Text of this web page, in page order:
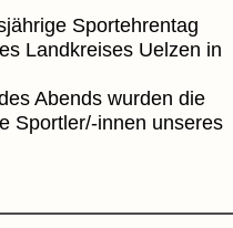
Sportehrentag
Landkreises Uelzen in
Abends wurden die
Sportler/-innen unseres